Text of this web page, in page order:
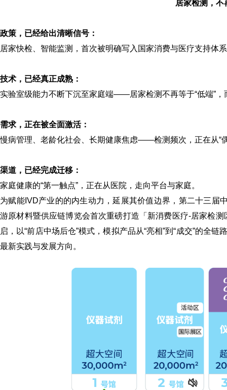
居家检测，不
政策，已经给出清晰信号：
居家快检、智能监测，首次被明确写入国家消费与医疗支持
技术，已经真正成熟：
实验室级能力不断下沉至家庭端——居家检测不再等于“低端”，
需求，正在被全面激活：
慢病管理、老龄化社会、长期健康焦虑——检测频次，正在从“偶
渠道，已经完成迁移：
家庭健康的“第一触点”，正在从医院，走向平台与家庭。
为赋能IVD产业的的内生动力，延展其价值边界，第二十三届
游原材料暨供应链博览会首次重磅打造 「 新消费医疗-居家检测
启 ，以“前店中场后仓”模式，模拟产品从“亮相”到“成交”的全
最新实践与发展方向。
《体外诊断资讯